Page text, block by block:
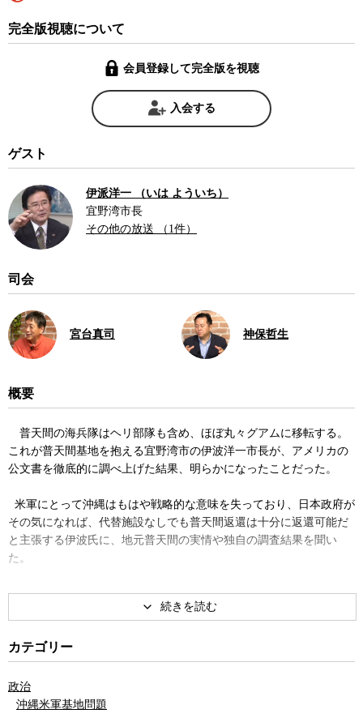
完全版視聴について
会員登録して完全版を視聴
入会する
ゲスト
伊派洋一 （いは よういち）
宜野湾市長
その他の放送 （1件）
司会
宮台真司 神保哲生
概要
普天間の海兵隊はヘリ部隊も含め、ほぼ丸々グアムに移転する。
これが普天間基地を抱える宜野湾市の伊波洋一市長が、アメリカの
公文書を徹底的に調べ上げた結果、明らかになったことだった。
米軍にとって沖縄はもはや戦略的な意味を失っており、日本政府が
その気になれば、代替施設なしでも普天間返還は十分に返還可能だ
と主張する伊波氏に、地元普天間の実情や独自の調査結果を聞い
た。
カテゴリー
政治
沖縄米軍基地問題